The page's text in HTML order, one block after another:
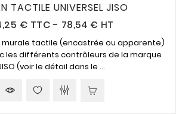
TACTILE UNIVERSEL JISO
€ Prix
TTC - 78,54 € HT
murale tactile (encastrée ou apparente)
les différents contrôleurs de la marque
(voir le détail dans le ...